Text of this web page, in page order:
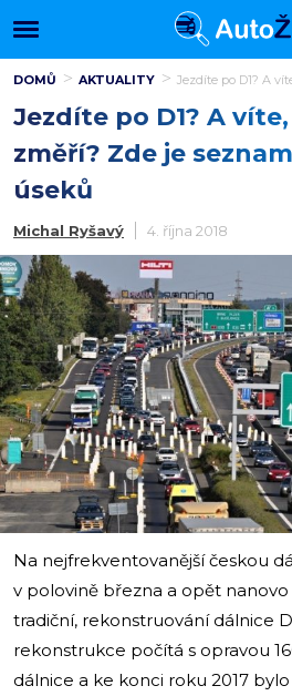
DOMŮ AKTUALITY Jezdíte po D1? A
Jezdíte po D1? A
změří? Zde je
úseků
Michal Ryšavý 4. října 2018
Na nejfrekventovanější českou
v polovině března a opět nanovo
tradiční, rekonstruování dálnice
rekonstrukce počítá s opravou
dálnice a ke konci roku 2017